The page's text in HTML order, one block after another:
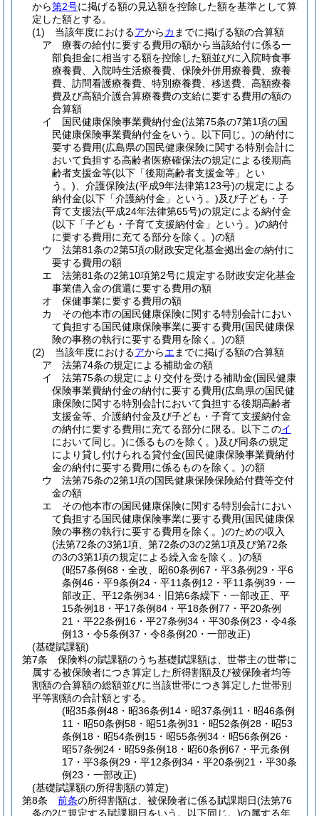
から第2号に掲げる額の見込額を控除した額を基準として算
定した額とする。
(1)
当該年度におけるアからカ までに掲げる額の合算額
ア
療養の給付に要する費用の額から当該給付に係る一
部負担金に相当する額を控除した額並びに入院時食事
療養費、入院時生活療養費、保険外併用療養費、療養
費、訪問看護療養費、特別療養費、移送費、高額療養
費及び高額介護合算療養費の支給に要する費用の額の
合算額
イ
国民健康保険事業費納付金(法第75条の7第1項の国
民健康保険事業費納付金をいう。以下同じ。)の納付に
要する費用(広島県の国民健康保険に関する特別会計に
おいて負担する高齢者医療確保法の規定による後期高
齢者支援金等(以下「後期高齢者支援金等」とい
う。) 、介護保険法(平成9年法律第123号)の規定による
納付金(以下「介護納付金」という。)及び子ども・子
育て支援法(平成24年法律第65号)の規定による納付金
(以下「子ども・子育て支援納付金」という。)の納付
に要する費用に充てる部分を除く。)の額
ウ
法第81条の2第5項の財政安定化基金拠出金の納付に
要する費用の額
エ
法第81条の2第10項第2号に規定する財政安定化基金
事業借入金の償還に要する費用の額
オ
保健事業に要する費用の額
カ
その他本市の国民健康保険に関する特別会計におい
て負担する国民健康保険事業に要する費用(国民健康保
険の事務の執行に要する費用を除く。)の額
(2)
当該年度におけるアからエ までに掲げる額の合算額
ア
法第74条の規定による補助金の額
イ
法第75条の規定により交付を受ける補助金(国民健康
保険事業費納付金の納付に要する費用(広島県の国民健
康保険に関する特別会計において負担する後期高齢者
支援金等、介護納付金及び子ども・子育て支援納付金
の納付に要する費用に充てる部分に限る。以下このイ
において同じ。)に係るものを除く。)及び同条の規定
により貸し付けられる貸付金(国民健康保険事業費納付
金の納付に要する費用に係るものを除く。)の額
ウ
法第75条の2第1項の国民健康保険保険給付費等交付
金の額
エ
その他本市の国民健康保険に関する特別会計におい
て負担する国民健康保険事業に要する費用(国民健康保
険の事務の執行に要する費用を除く。)のための収入
(法第72条の3第1項、第72条の3の2第1項及び第72条
の3の3第1項の規定による繰入金を除く。)の額
(昭57条例68・全改、昭60条例67・平3条例29・平6
条例46・平9条例24・平11条例12・平11条例39・一
部改正、平12条例34・旧第6条繰下・一部改正、平
15条例18・平17条例84・平18条例77・平20条例
21・平22条例16・平27条例34・平30条例23・令4条
例13・令5条例37・令8条例20・一部改正)
(基礎賦課額)
第7条
保険料の賦課額のうち基礎賦課額は、世帯主の世帯に
属する被保険者につき算定した所得割額及び被保険者均等
割額の合算額の総額並びに当該世帯につき算定した世帯別
平等割額の合計額とする。
(昭35条例48・昭36条例14・昭37条例11・昭46条例
11・昭50条例58・昭51条例31・昭52条例28・昭53
条例18・昭54条例15・昭55条例34・昭56条例26・
昭57条例24・昭59条例18・昭60条例67・平元条例
17・平3条例29・平12条例34・平20条例21・平30条
例23・一部改正)
(基礎賦課額の所得割額の算定)
第8条
前条の所得割額は、被保険者に係る賦課期日(法第76
条の2に規定する賦課期日をいう。以下同じ。)の属する年